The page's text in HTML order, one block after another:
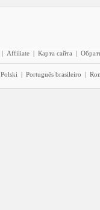
| Affiliate | Карта сайта |
Polski | Português brasileiro |